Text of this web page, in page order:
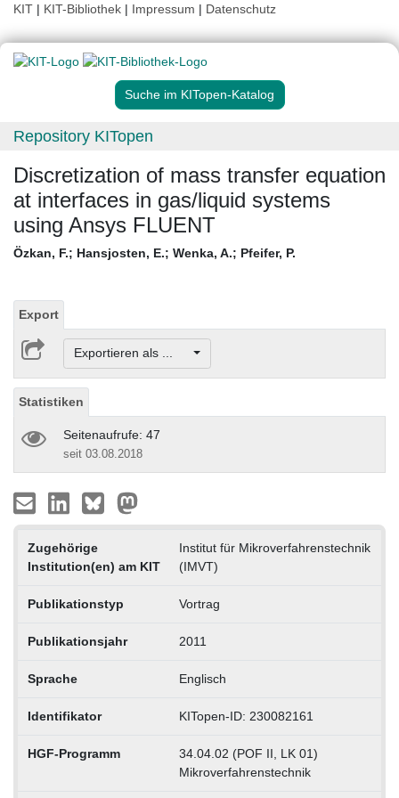
KIT | KIT-Bibliothek | Impressum | Datenschutz
Suche im KITopen-Katalog
Repository KITopen
Discretization of mass transfer equation
at interfaces in gas/liquid systems
using Ansys FLUENT
Özkan, F.; Hansjosten, E.; Wenka, A.; Pfeifer, P.
Export
Exportieren als ...
Statistiken
Seitenaufrufe: 47
seit 03.08.2018
Zugehörige
Institution(en) am KIT
Institut für Mikroverfahrenstechnik
(IMVT)
Publikationstyp Vortrag
Publikationsjahr 2011
Sprache Englisch
Identifikator KITopen-ID: 230082161
HGF-Programm
34.04.02 (POF II, LK 01)
Mikroverfahrenstechnik